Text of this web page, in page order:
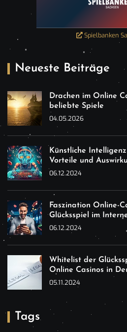
Spielbanken
Neueste Beiträge
Drachen im Online
beliebte Spiele
04.05.2026
Künstliche
Vorteile und
06.12.2024
Faszination Online-
Glücksspiel im
06.12.2024
Whitelist der
Online Casinos in
05.11.2024
Tags